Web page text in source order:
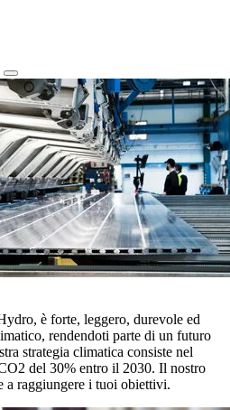
è forte, leggero, durevole ed
rendendoti parte di un futuro
strategia climatica consiste nel
del 30% entro il 2030. Il nostro
a raggiungere i tuoi obiettivi.